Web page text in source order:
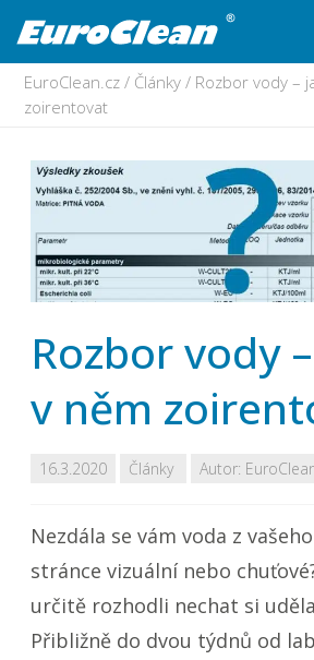
EuroClean.cz / Články / Rozbor vody –
zoirentovat
Rozbor vody
v něm
16.3.2020 Články Autor:
Nezdála se vám voda z
stránce vizuální nebo
určitě rozhodli nechat si
Přibližně do dvou týdnů od